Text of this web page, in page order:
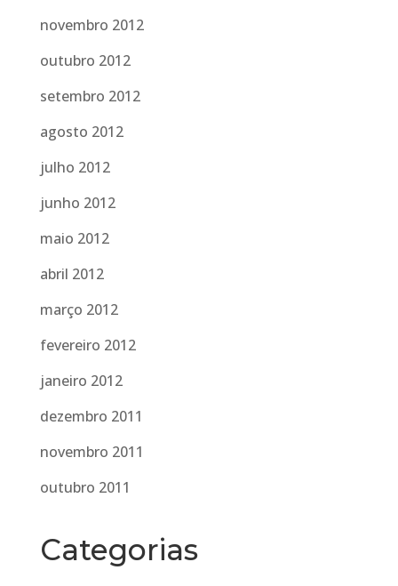
novembro 2012
outubro 2012
setembro 2012
agosto 2012
julho 2012
junho 2012
maio 2012
abril 2012
março 2012
fevereiro 2012
janeiro 2012
dezembro 2011
novembro 2011
outubro 2011
Categorias